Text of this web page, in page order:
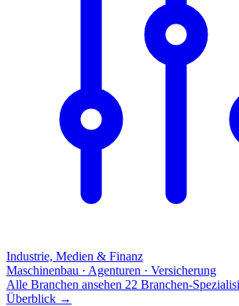
Industrie, Medien & Finanz
Maschinenbau · Agenturen · Versicherung
Alle Branchen ansehen 22 Branchen-
Überblick →